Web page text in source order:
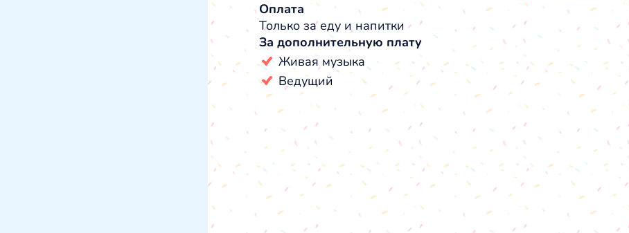
Оплата
Только за еду и напитки
За дополнительную плату
Живая музыка
Ведущий